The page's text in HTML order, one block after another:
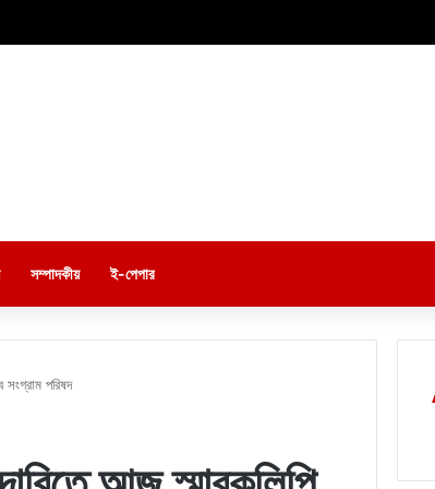
সম্পাদকীয় ই-পেপার
সংগ্রাম পরিষদ